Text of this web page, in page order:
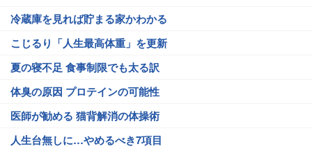
冷蔵庫を見れば貯まる家かわかる
こじるり「人生最高体重」を更新
夏の寝不足 食事制限でも太る訳
体臭の原因 プロテインの可能性
医師が勧める 猫背解消の体操術
人生台無しに…やめるべき7項目